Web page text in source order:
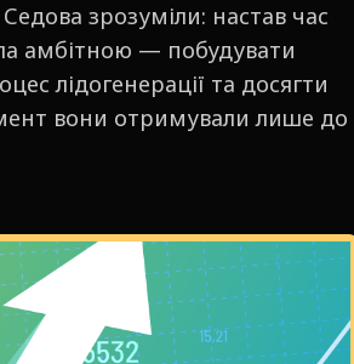
зрозуміли: настав час
амбітною — побудувати
лідогенерації та досягти
вони отримували лише до